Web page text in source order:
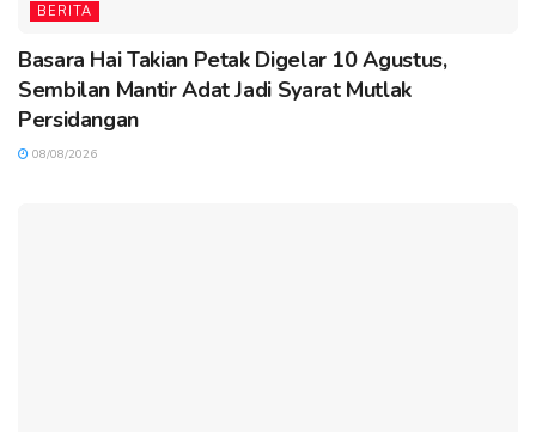
BERITA
Basara Hai Takian Petak Digelar 10 Agustus,
Sembilan Mantir Adat Jadi Syarat Mutlak
Persidangan
08/08/2026